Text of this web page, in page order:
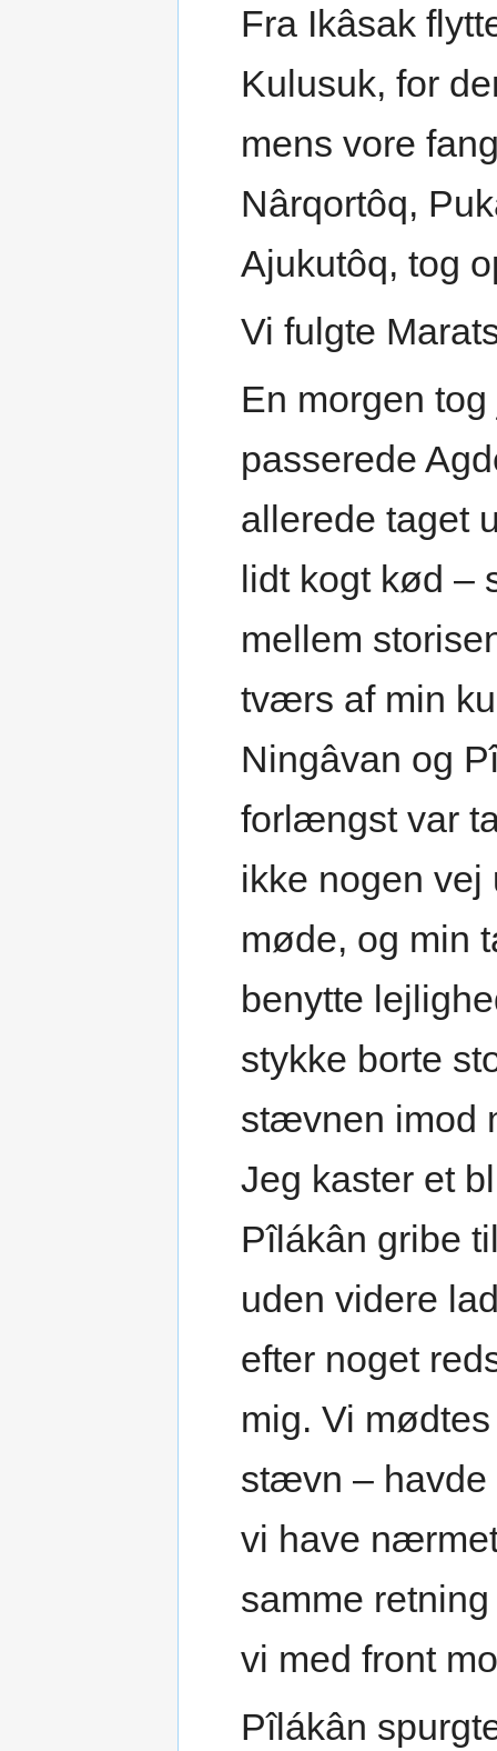
Fra Ikâsak
Kulusuk, for
mens vore
Nârqortôq,
Ajukutôq, tog
Vi fulgte
En morgen
passerede
allerede taget
lidt kogt kød –
mellem
tværs af min
Ningâvan og
forlængst var
ikke nogen vej
møde, og min
benytte
stykke borte
stævnen imod
Jeg kaster et
Pîlákân gribe
uden videre
efter noget
mig. Vi
stævn – havde
vi have
samme
vi med front
Pîlákân